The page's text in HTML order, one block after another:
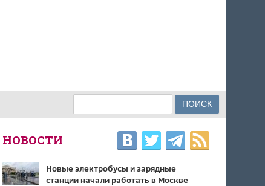
ФОРМА ПОИСКА
НОВОСТИ
Новые электробусы и зарядные
станции начали работать в Москве